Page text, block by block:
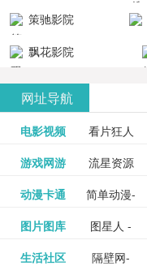
策驰影院
飘花影院
网址导航
电影视频 看片狂人
泡剧网_最
新电视剧
免费在线
游戏网游 流星资源
网-流星蝴
蝶剑官网
豆瓣电影-
豆瓣电影
动漫卡通 简单动漫-
日本动画
三毛漫画
网
图片图库 图星人 -
设计图片
图行天下
生活社区 隔壁网-